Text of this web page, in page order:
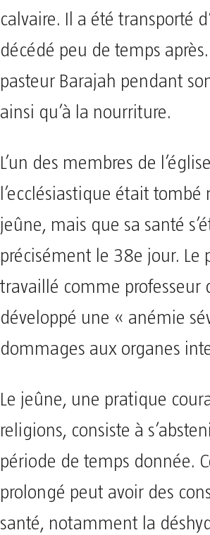
calvaire. Il a été transporté
décédé peu de temps
pasteur Barajah pendant
ainsi qu’à la nourriture.
L’un des membres de
l’ecclésiastique était
jeûne, mais que sa santé
précisément le 38e jour. Le
travaillé comme professeur
développé une « anémie
dommages aux organes
Le jeûne, une pratique
religions, consiste à
période de temps donnée.
prolongé peut avoir des
santé, notamment la